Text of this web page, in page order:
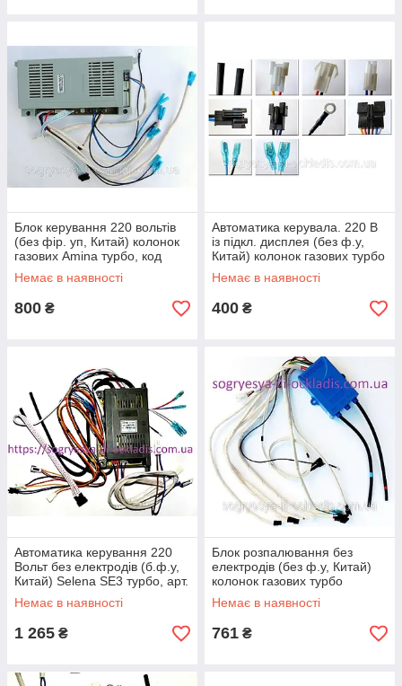
Блок керування 220 вольтів
(без фір. уп, Китай) колонок
газових Amina турбо, код
запчастин 0488
Немає в наявності
800 ₴
Автоматика керувала. 220 В
із підкл. дисплея (без ф.у,
Китай) колонок газових турбо
Грета та ін., к.з. 0488/1
Немає в наявності
400 ₴
Автоматика керування 220
Вольт без електродів (б.ф.у,
Китай) Selena SE3 турбо, арт.
L20Q.17(YL), к.з. 0488/4
Немає в наявності
1 265 ₴
Блок розпалювання без
електродів (без ф.у, Китай)
колонок газових турбо
Selena SE-1, арт. 33.4433, к.з.
0488/5
Немає в наявності
761 ₴